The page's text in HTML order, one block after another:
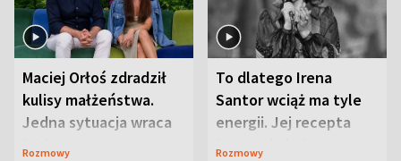
Maciej Orłoś zdradził
kulisy małżeństwa.
Jedna sytuacja wraca
jak bumerang
Rozmowy
To dlatego Irena
Santor wciąż ma tyle
energii. Jej recepta
jest zaskakująco
Rozmowy